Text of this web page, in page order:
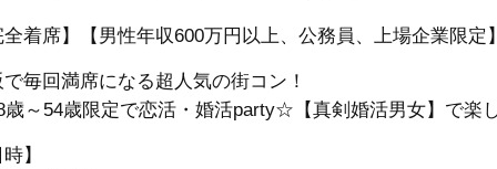
着席】【男性年収600万円以上、公務員、上場企業限定】
毎回満席になる超人気の街コン！
～54歳限定で恋活・婚活party☆【真剣婚活男女】で楽
】